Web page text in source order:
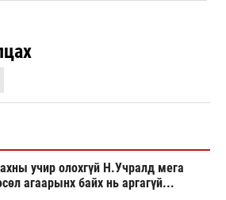
учир олохгүй Н.Учралд мега
агаарынх байх нь аргагүй...